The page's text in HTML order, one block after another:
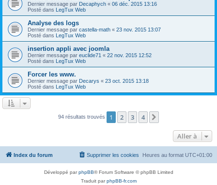
Dernier message par Decaphych « 06 déc. 2015 13:16
Posté dans LegTux Web
Analyse des logs
Dernier message par castella-math « 23 nov. 2015 13:07
Posté dans LegTux Web
insertion appli avec joomla
Dernier message par euclide71 « 22 nov. 2015 12:52
Posté dans LegTux Web
Forcer les www.
Dernier message par Decarys « 23 oct. 2015 13:18
Posté dans LegTux Web
94 résultats trouvés 1 2 3 4
Aller à
Index du forum Heures au format UTC+01:00
Supprimer les cookies
Développé parphpBB® Forum Software © phpBB Limited
Traduit parphpBB-fr.com